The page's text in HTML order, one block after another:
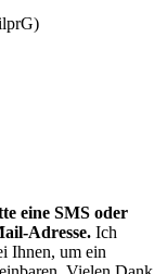
eine SMS oder
Adresse. Ich
Ihnen, um ein